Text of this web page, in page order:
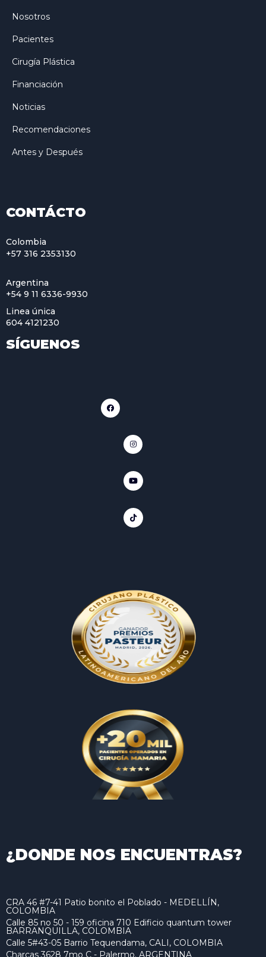
Nosotros
Pacientes
Cirugía Plástica
Financiación
Noticias
Recomendaciones
Antes y Después
CONTÁCTO
Colombia
+57 316 2353130
Argentina
+54 9 11 6336-9930
Linea única
604 4121230
SÍGUENOS
¿DONDE NOS ENCUENTRAS?
CRA 46 #7-41 Patio bonito el Poblado - MEDELLÍN,
COLOMBIA
Calle 85 no 50 - 159 oficina 710 Edificio quantum tower
BARRANQUILLA, COLOMBIA
Calle 5#43-05 Barrio Tequendama, CALI, COLOMBIA
Charcas 3628 7mo C - Palermo. ARGENTINA